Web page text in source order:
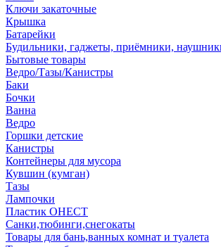
Ключи закаточные
Крышка
Батарейки
Будильники, гаджеты, приёмники,
Бытовые товары
Ведро/Тазы/Канистры
Баки
Бочки
Ванна
Ведро
Горшки детские
Канистры
Контейнеры для мусора
Кувшин (кумган)
Тазы
Лампочки
Пластик ОНЕСТ
Санки,тюбинги,снегокаты
Товары для бань,ванных комнат и туалета